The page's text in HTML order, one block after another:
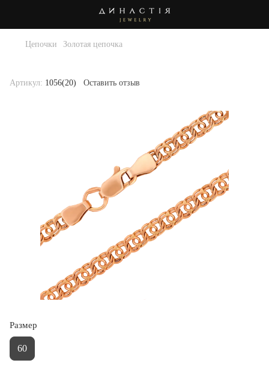
Цепочки Золотая цепочка
Артикул: 1056(20) Оставить отзыв
Размер
60